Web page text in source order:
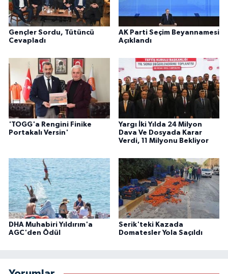
Gençler Sordu, Tütüncü
Cevapladı
AK Parti Seçim Beyannamesi
Açıklandı
'TOGG'a Rengini Finike
Portakalı Versin'
Yargı İki Yılda 24 Milyon
Dava Ve Dosyada Karar
Verdi, 11 Milyonu Bekliyor
DHA Muhabiri Yıldırım'a
AGC'den Ödül
Serik'teki Kazada
Domatesler Yola Saçıldı